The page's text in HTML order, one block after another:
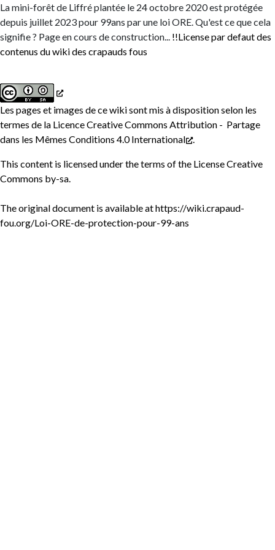
La mini-forêt de Liffré plantée le 24 octobre 2020 est protégée
depuis juillet 2023 pour 99ans par une loi ORE.Qu'est ce que cela
signifie ? Page en cours de construction... !!License par defaut des
contenus du wiki des crapauds fous
Les pages et images de ce wiki sont mis à disposition selon les
termes de la Licence Creative Commons Attribution - Partage
dans les Mêmes Conditions 4.0 International
.
This content is licensed under the terms of the License Creative
Commons by-sa.
The original document is available athttps://wiki.crapaud-
fou.org/Loi-ORE-de-protection-pour-99-ans